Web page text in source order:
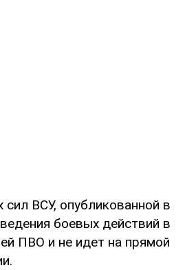
ВСУ, опубликованной в
боевых действий в
ПВО и не идет на прямой